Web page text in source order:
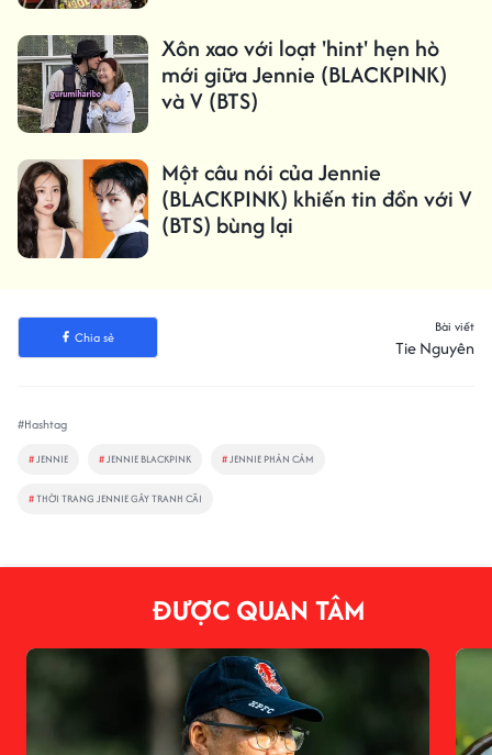
Xôn xao với loạt 'hint' hẹn hò
mới giữa Jennie (BLACKPINK)
và V (BTS)
Một câu nói của Jennie
(BLACKPINK) khiến tin đồn với V
(BTS) bùng lại
Chia sẻ
Bài viết
Tie Nguyên
#Hashtag
# JENNIE # JENNIE BLACKPINK # JENNIE PHẢN CẢM
#THỜI TRANG JENNIE GÂY TRANH CÃI
ĐƯỢC QUAN TÂM